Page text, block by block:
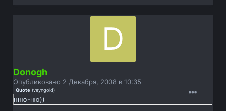
Donogh
Опубликовано 2 Декабря, 2008 в 10:35
Quote (veyngold)
нню-ню))